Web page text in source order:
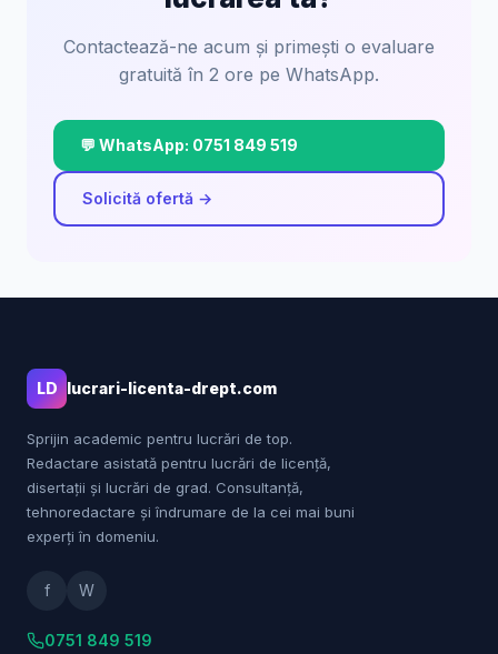
Contactează-ne acum și primești o evaluare
gratuită în 2 ore pe WhatsApp.
💬 WhatsApp: 0751 849 519
Solicită ofertă →
LD lucrari-licenta-drept.com
Sprijin academic pentru lucrări de top.
Redactare asistată pentru lucrări de licență,
disertații și lucrări de grad. Consultanță,
tehnoredactare și îndrumare de la cei mai buni
experți în domeniu.
f W
0751 849 519